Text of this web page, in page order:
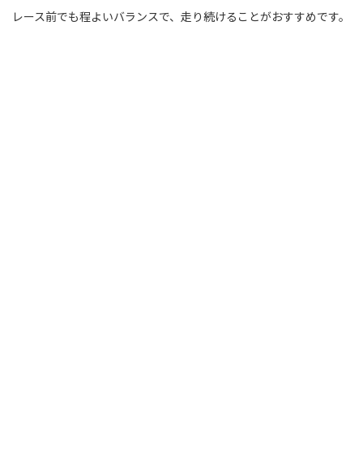
レース前でも程よいバランスで、走り続けることがおすすめです。